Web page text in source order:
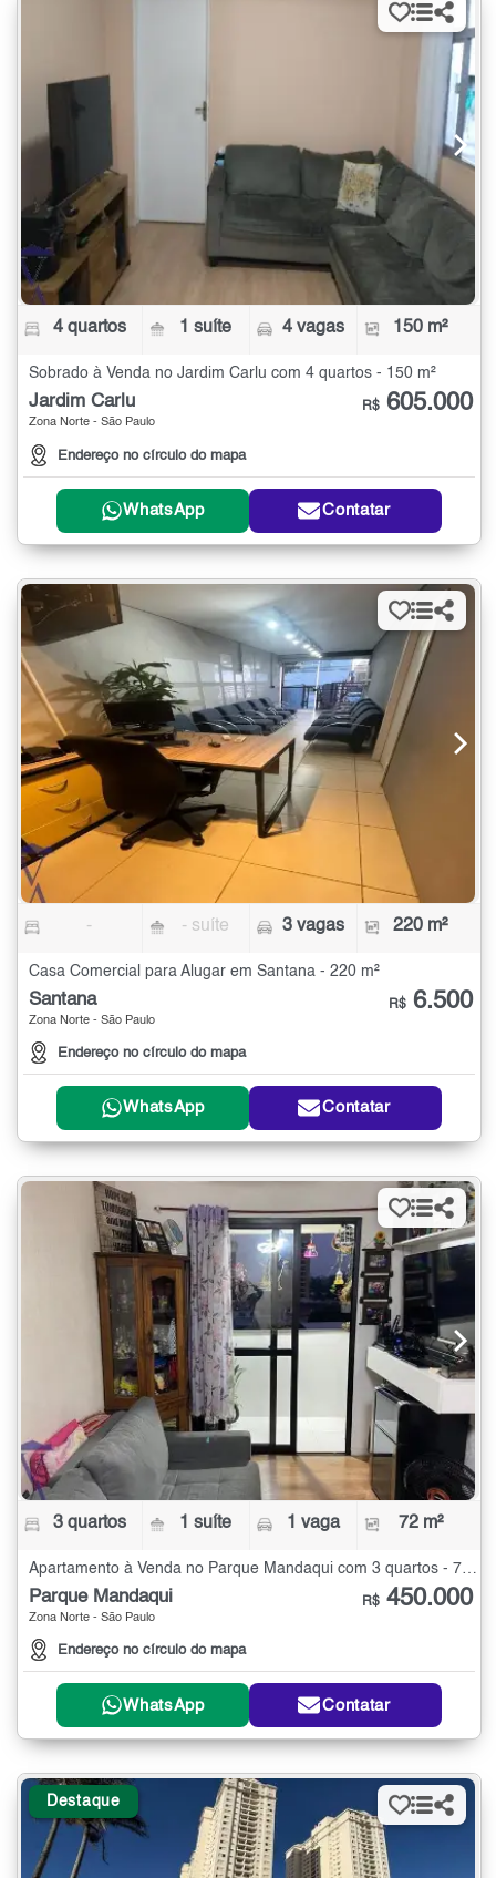
4 quartos 1 suíte 4 vagas 150 m²
Sobrado à Venda no Jardim Carlu com 4 quartos - 150 m²
Jardim Carlu
Zona Norte - São Paulo
Endereço no círculo do mapa
R$ 605.000
WhatsApp Contatar
- - suíte 3 vagas 220 m²
Casa Comercial para Alugar em Santana - 220 m²
Santana
Zona Norte - São Paulo
Endereço no círculo do mapa
R$ 6.500
WhatsApp Contatar
3 quartos 1 suíte 1 vaga 72 m²
Apartamento à Venda no Parque Mandaqui com 3 quartos - 72 m²
Parque Mandaqui
Zona Norte - São Paulo
Endereço no círculo do mapa
R$ 450.000
WhatsApp Contatar
Destaque